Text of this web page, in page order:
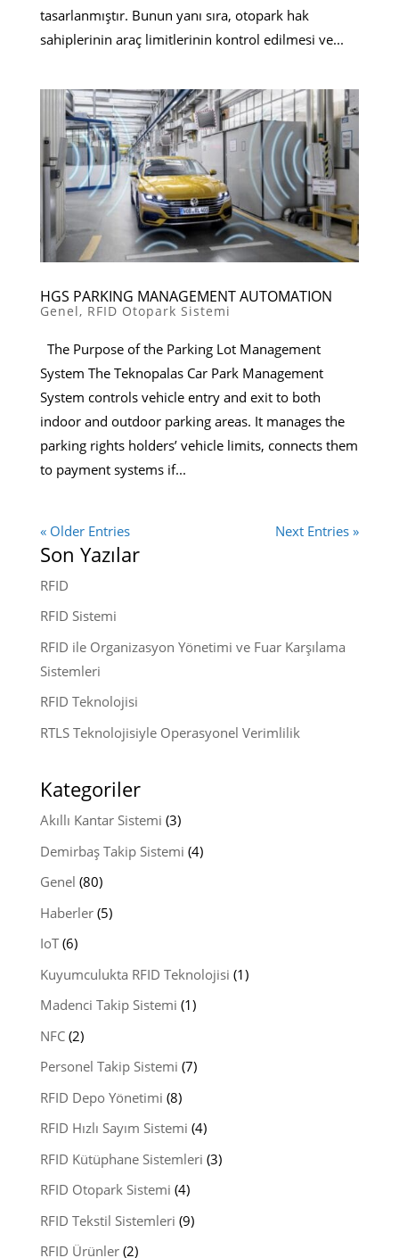
tasarlanmıştır. Bunun yanı sıra, otopark hak
sahiplerinin araç limitlerinin kontrol edilmesi ve...
HGS PARKING MANAGEMENT AUTOMATION
Genel, RFID Otopark Sistemi
The Purpose of the Parking Lot Management
System The Teknopalas Car Park Management
System controls vehicle entry and exit to both
indoor and outdoor parking areas. It manages the
parking rights holders’ vehicle limits, connects them
to payment systems if...
« Older Entries Next Entries »
Son Yazılar
RFID
RFID Sistemi
RFID ile Organizasyon Yönetimi ve Fuar Karşılama
Sistemleri
RFID Teknolojisi
RTLS Teknolojisiyle Operasyonel Verimlilik
Kategoriler
Akıllı Kantar Sistemi (3)
Demirbaş Takip Sistemi (4)
Genel (80)
Haberler(5)
IoT(6)
Kuyumculukta RFID Teknolojisi (1)
Madenci Takip Sistemi (1)
NFC(2)
Personel Takip Sistemi (7)
RFID Depo Yönetimi (8)
RFID Hızlı Sayım Sistemi (4)
RFID Kütüphane Sistemleri (3)
RFID Otopark Sistemi (4)
RFID Tekstil Sistemleri (9)
RFID Ürünler(2)